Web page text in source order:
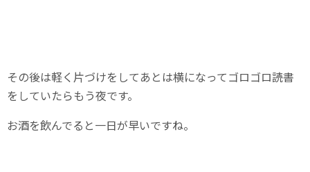
その後は軽く片づけをしてあとは横になってゴロゴロ読書
をしていたらもう夜です。
お酒を飲んでると一日が早いですね。